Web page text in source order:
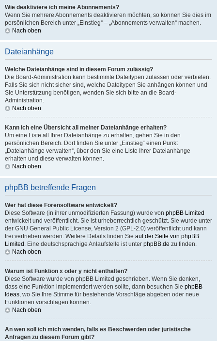
Wie deaktiviere ich meine Abonnements?
Wenn Sie mehrere Abonnements deaktivieren möchten, so können Sie dies im
persönlichen Bereich unter „Einstieg“ – „Abonnements verwalten“ machen.
Nach oben
Dateianhänge
Welche Dateianhänge sind in diesem Forum zulässig?
Die Board-Administration kann bestimmte Dateitypen zulassen oder verbieten.
Falls Sie sich nicht sicher sind, welche Dateitypen Sie anhängen können und
Sie Unterstützung benötigen, wenden Sie sich bitte an die Board-
Administration.
Nach oben
Kann ich eine Übersicht all meiner Dateianhänge erhalten?
Um eine Liste all Ihrer Dateianhänge zu erhalten, gehen Sie in den
persönlichen Bereich. Dort finden Sie unter „Einstieg“ einen Punkt
„Dateianhänge verwalten“, über den Sie eine Liste Ihrer Dateianhänge
erhalten und diese verwalten können.
Nach oben
phpBB betreffende Fragen
Wer hat diese Forensoftware entwickelt?
Diese Software (in ihrer unmodifizierten Fassung) wurde von phpBB Limited
entwickelt und veröffentlicht. Sie ist urheberrechtlich geschützt. Sie wurde unter
der GNU General Public License, Version 2 (GPL-2.0) veröffentlicht und kann
frei vertrieben werden. Weitere Details finden Sie auf der Seite von phpBB
Limited . Eine deutschsprachige Anlaufstelle ist unter phpBB.de zu finden.
Nach oben
Warum ist Funktion x oder y nicht enthalten?
Diese Software wurde von phpBB Limited geschrieben. Wenn Sie denken,
dass eine Funktion implementiert werden sollte, dann besuchen Sie phpBB
Ideas, wo Sie Ihre Stimme für bestehende Vorschläge abgeben oder neue
Funktionen vorschlagen können.
Nach oben
An wen soll ich mich wenden, falls es Beschwerden oder juristische
Anfragen zu diesem Forum gibt?